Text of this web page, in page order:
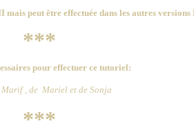
mais peut être effectuée dans les autres versions
***
pour effectuer ce tutoriel:
Marif , de Mariel et de Sonja
***